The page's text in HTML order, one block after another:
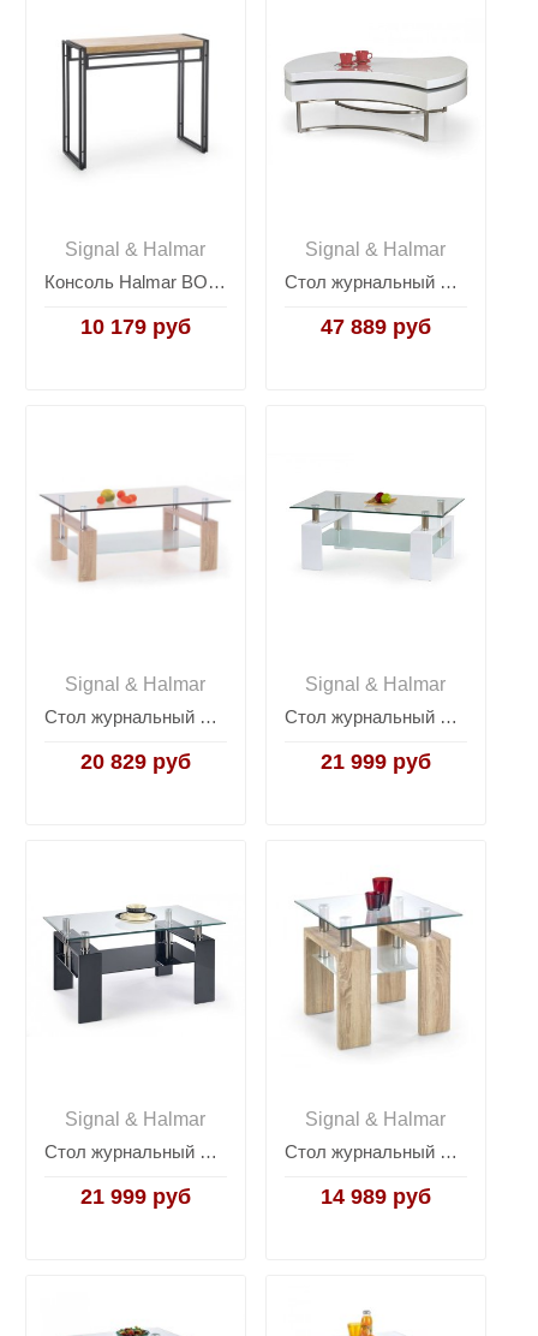
Signal & Halmar
Консоль Halmar BOLIVAR KN-1 (дуб золотой/черный)
10 179 руб
Signal & Halmar
Стол журнальный Halmar AUREA (белый/хром)
47 889 руб
Signal & Halmar
Стол журнальный Halmar DIANA H (дуб сонома)
20 829 руб
Signal & Halmar
Стол журнальный Halmar DIANA H (белый)
21 999 руб
Signal & Halmar
Стол журнальный Halmar DIANA H (черный)
21 999 руб
Signal & Halmar
Стол журнальный Halmar DIANA H KWADRAT (дуб сонома)
14 989 руб